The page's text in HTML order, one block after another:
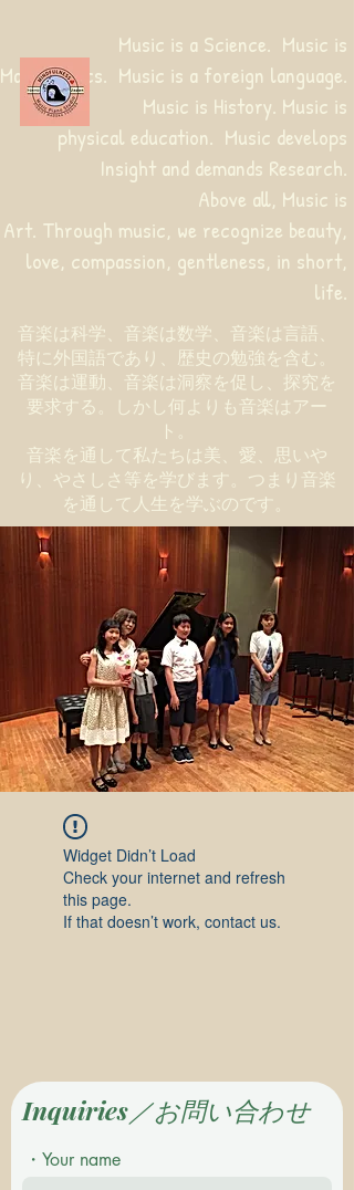
音楽は科学、音楽は数学、音楽は言語、
特に外国語であり、歴史の勉強を含む。
音楽は運動、音楽は洞察を促し、探究を
要求する。しかし何よりも音楽はアー
ト。
音楽を通して私たちは美、愛、思いや
り、やさしさ等を学びます。つまり音楽
を通して人生を学ぶのです。
Music is a Science. Music is
Mathematics. Music is a foreign language.
Music is History. Music is
physical education. Music develops
Insight and demands Research.
Above all, Music is
Art. Through music, we recognize beauty,
love, compassion, gentleness, in short,
life.
Widget Didn’t Load
Check your internet and refresh
this page.
If that doesn’t work, contact us.
Inquiries／お問い合わせ
・Your name